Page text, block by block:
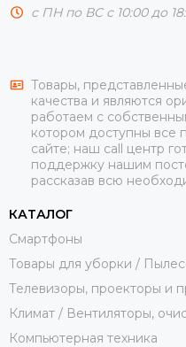
с ПН по ВС с 10:00 до
Товары,
качества и являются
работаем с
котором доступны все
сайте; наш call центр
поддержку нашим
рассказав всю
КАТАЛОГ
Смартфоны
Товары для уборки /
Телевизоры, проекторы и
Климат / Вентиляторы,
Компьютерная техника